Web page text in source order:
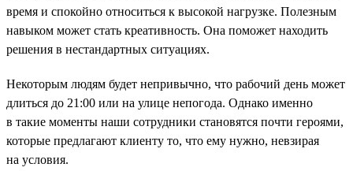
время и спокойно относиться к высокой нагрузке. Полезным
навыком может стать креативность. Она поможет находить
решения в нестандартных ситуациях.
Некоторым людям будет непривычно, что рабочий день может
длиться до 21:00 или на улице непогода. Однако именно
в такие моменты наши сотрудники становятся почти героями,
которые предлагают клиенту то, что ему нужно, невзирая
на условия.